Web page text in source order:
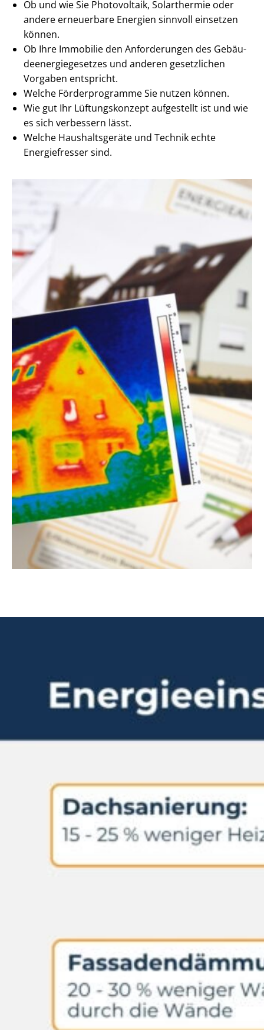
Ob und wie Sie Photovoltaik, Solarthermie oder
andere erneuerbare Energien sinnvoll einsetzen
können.
Ob Ihre Immobilie den Anforderungen des Ge­bäu­
de­en­er­gie­ge­set­zes und anderen gesetzlichen
Vorgaben entspricht.
Welche Förderprogramme Sie nutzen können.
Wie gut Ihr Lüftungskonzept aufgestellt ist und wie
es sich verbessern lässt.
Welche Haushaltsgeräte und Technik echte
Energiefresser sind.